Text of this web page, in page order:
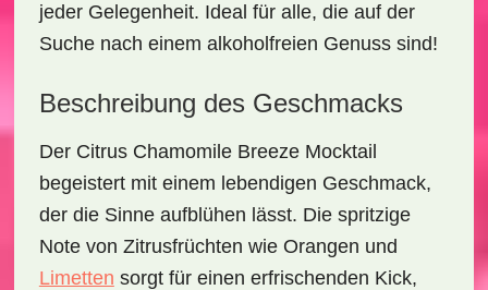
jeder Gelegenheit. Ideal für alle, die auf der
Suche nach einem alkoholfreien Genuss sind!
Beschreibung des Geschmacks
Der Citrus Chamomile Breeze Mocktail
begeistert mit einem lebendigen Geschmack,
der die Sinne aufblühen lässt. Die spritzige
Note von Zitrusfrüchten wie Orangen und
Limetten sorgt für einen erfrischenden Kick,